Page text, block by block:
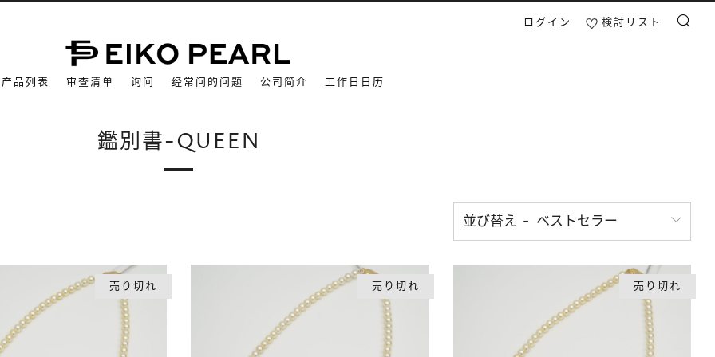
产品列表 审查清单 询问 经常问的问题 公司简介 工作日日历
ログイン 検討リスト
鑑別書-QUEEN
並び替え
売り切れ 売り切れ 売り切れ